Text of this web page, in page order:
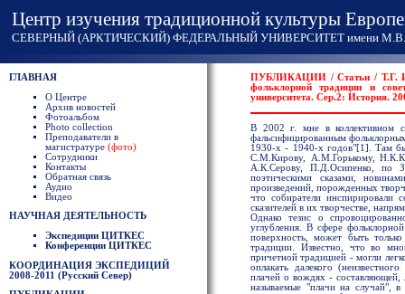
Центр изучения традиционной культуры
СЕВЕРНЫЙ (АРКТИЧЕСКИЙ) ФЕДЕРАЛЬНЫЙ УНИВЕРСИТЕТ имени М.В.
ГЛАВНАЯ
О Центре
Архив новостей
Фотоальбом
Photo collection
Преподаватели в
магистратуре (фото)
Сотрудники
Контакты
Обратная связь
Аудио
Видео
НАУЧНАЯ ДЕЯТЕЛЬНОСТЬ
Экспедиции ЦИТКЕС
Конференции ЦИТКЕС
КООРДИНАЦИЯ ЭКСПЕДИЦИЙ
2008-2011 (Русский Север)
ПУБЛИКАЦИИ / Статьи / Т.Г.
фольклорной традиции и
университета. Сер.2: История.
В 2002 г. мне в коллективном
фальсифицированным
1930-х - 1940-х годов"[1]. Там
С.М.Кирову, А.М.Горькому,
А.К.Серову, П.Д.Осипенко, по
поэтическими сказами,
произведений, порожденных
что собиратели инспирировали
сказителей в их творчестве,
Однако тезис о
углубления. В сфере
поверхность, может быть
традиции. Известно, что во
причетной традицией - могли
оплакать далекого
плачей о вождях - составляющей,
называемые "плачи на случай",